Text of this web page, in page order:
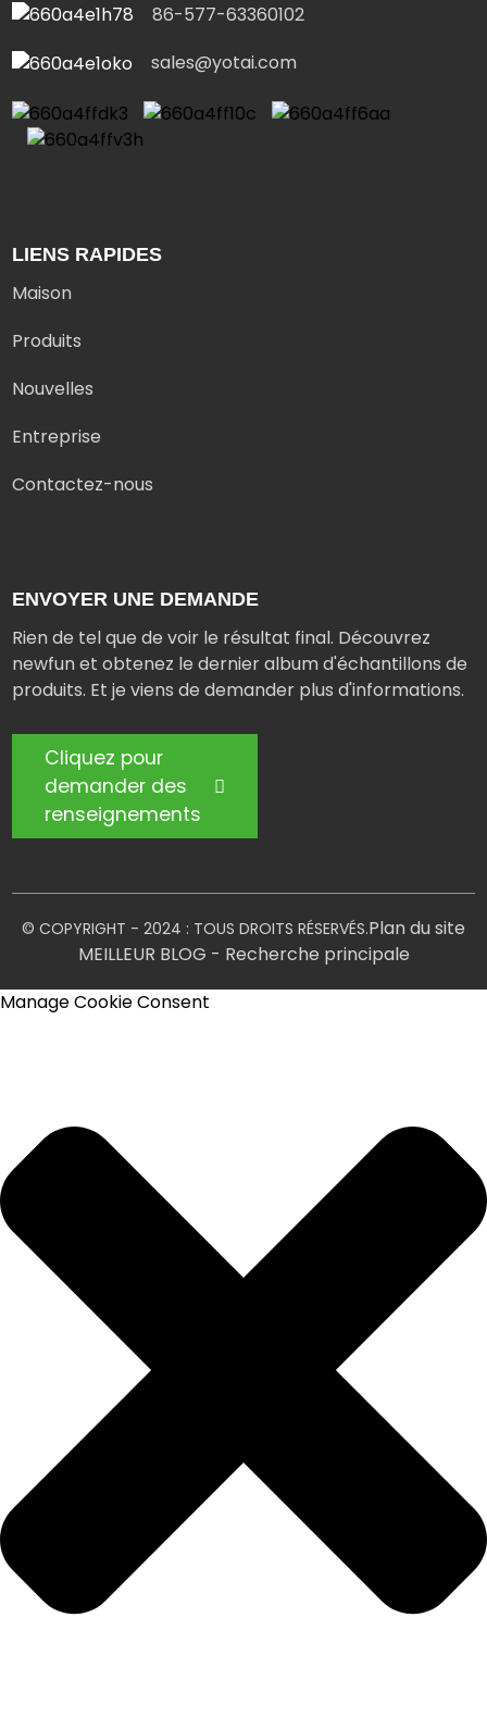
86-577-63360102
sales@yotai.com
LIENS RAPIDES
Maison
Produits
Nouvelles
Entreprise
Contactez-nous
ENVOYER UNE DEMANDE
Rien de tel que de voir le résultat final. Découvrez
newfun et obtenez le dernier album d'échantillons de
produits. Et je viens de demander plus d'informations.
Cliquez pour
demander des
renseignements
© COPYRIGHT - 2024 : TOUS DROITS RÉSERVÉS.Plan du site
MEILLEUR BLOG - Recherche principale
Manage Cookie Consent